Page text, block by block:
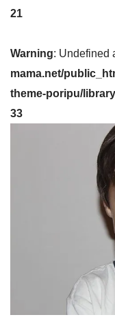
21
Warning: Undefined
mama.net/
theme-poripu/
33